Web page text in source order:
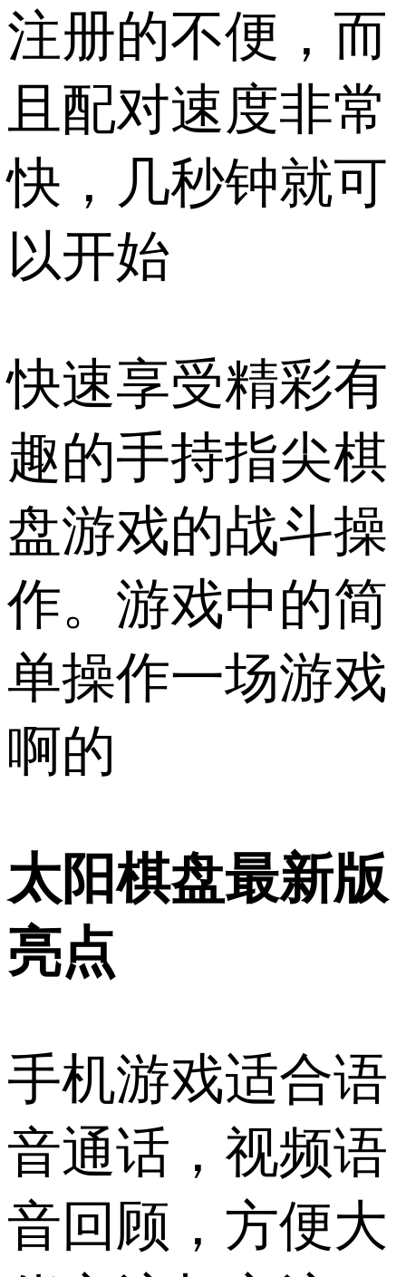
注册的不便，而
且配对速度非常
快，几秒钟就可
以开始
快速享受精彩有
趣的手持指尖棋
盘游戏的战斗操
作。游戏中的简
单操作一场游戏
啊的
太阳棋盘最新版
亮点
手机游戏适合语
音通话，视频语
音回顾，方便大